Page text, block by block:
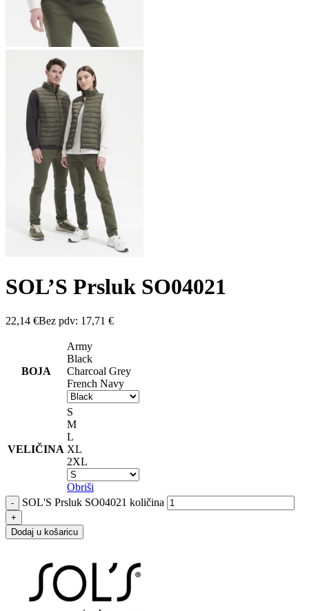
SOL’S Prsluk SO04021
22,14 €Bez pdv: 17,71 €
BOJA
Army
Black
Charcoal Grey
French Navy
VELIČINA
S
M
L
XL
2XL
Obriši
SOL'S Prsluk SO04021 količina
Dodaj u košaricu